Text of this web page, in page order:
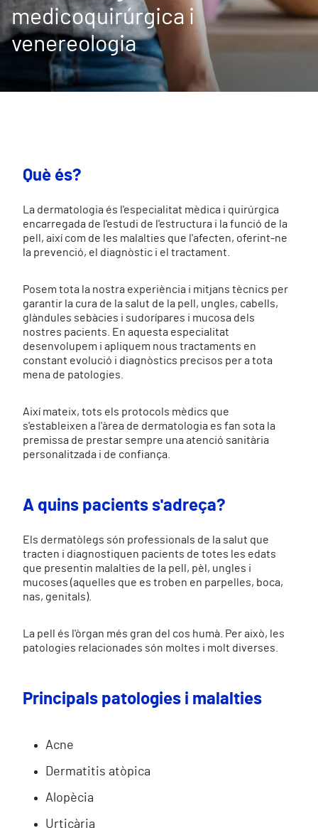
medicoquirúrgica i
venereologia
Què és?
La dermatologia és l'especialitat mèdica i quirúrgica
encarregada de l'estudi de l'estructura i la funció de la
pell, així com de les malalties que l'afecten, oferint-ne
la prevenció, el diagnòstic i el tractament.
Posem tota la nostra experiència i mitjans tècnics per
garantir la cura de la salut de la pell, ungles, cabells,
glàndules sebàcies i sudorípares i mucosa dels
nostres pacients. En aquesta especialitat
desenvolupem i apliquem nous tractaments en
constant evolució i diagnòstics precisos per a tota
mena de patologies.
Així mateix, tots els protocols mèdics que
s'estableixen a l'àrea de dermatologia es fan sota la
premissa de prestar sempre una atenció sanitària
personalitzada i de confiança.
A quins pacients s'adreça?
Els dermatòlegs són professionals de la salut que
tracten i diagnostiquen pacients de totes les edats
que presentin malalties de la pell, pèl, ungles i
mucoses (aquelles que es troben en parpelles, boca,
nas, genitals).
La pell és l'òrgan més gran del cos humà. Per això, les
patologies relacionades són moltes i molt diverses.
Principals patologies i malalties
Acne
Dermatitis atòpica
Alopècia
Urticària